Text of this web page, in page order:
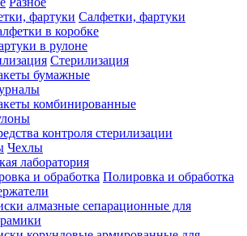
Салфетки, фартуки
в коробке
в рулоне
Стерилизация
бумажные
комбинированные
контроля стерилизации
Чехлы
лаборатория
Полировка и обработка
алмазные сепарационные для